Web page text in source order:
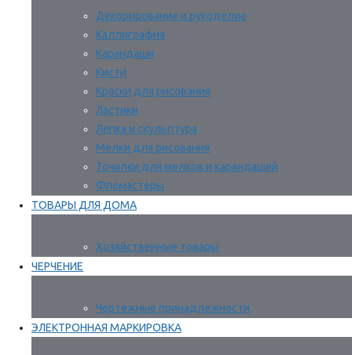
Декорирование и рукоделие
Каллиграфия
Карандаши
Кисти
Краски для рисования
Ластики
Лепка и скульптура
Мелки для рисования
Точилки для мелков и карандашей
Фломастеры
ТОВАРЫ ДЛЯ ДОМА
Хозяйственные товары
ЧЕРЧЕНИЕ
Чертежные принадлежности
ЭЛЕКТРОННАЯ МАРКИРОВКА